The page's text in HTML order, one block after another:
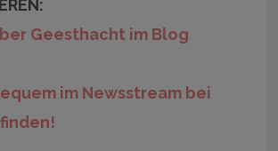
Geesthacht im Blog
im Newsstream bei